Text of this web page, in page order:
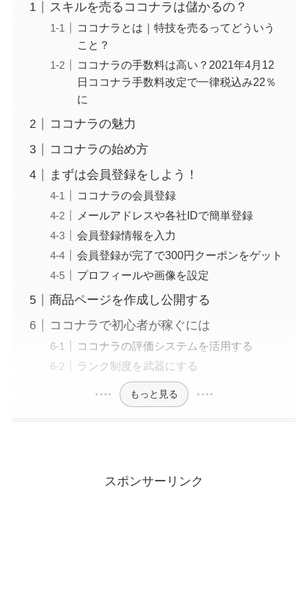
スキルを売るココナラは儲かるの？
ココナラとは｜特技を売るってどういう
こと？
ココナラの手数料は高い？2021年4月12
日ココナラ手数料改定で一律税込み22％
に
ココナラの魅力
ココナラの始め方
まずは会員登録をしよう！
ココナラの会員登録
メールアドレスや各社IDで簡単登録
会員登録情報を入力
会員登録が完了で300円クーポンをゲット
プロフィールや画像を設定
商品ページを作成し公開する
ココナラで初心者が稼ぐには
ココナラの評価システムを活用する
ランク制度を武器にする
もっと見る
スポンサーリンク